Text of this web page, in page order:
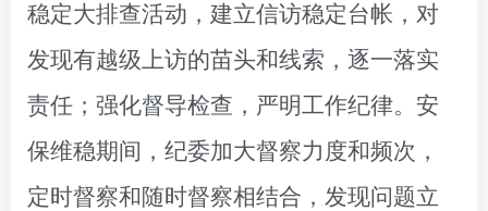
稳定大排查活动，建立信访稳定台帐，对
发现有越级上访的苗头和线索，逐一落实
责任；强化督导检查，严明工作纪律。 安
保维稳期间，纪委加大督察力度和频次，
定时督察和随时督察相结合，发现问题立